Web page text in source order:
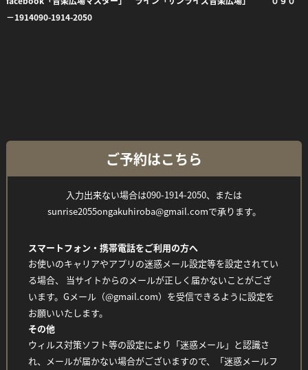
－1914090-1914-2050
ご予約はこちら
入力出来ない場合は090-1914-2050、または
sunrise2055ongakuhiroba@gmail.comで承ります。
スマートフォン・携帯電話をご利用の方へ
お使いのキャリアやアプリの迷惑メール設定等を設定されてい
る場合、 当サイトからのメールが正しく届かないことがござ
います。Gメール（@gmail.com）を受信できるように設定を
お願いいたします。
その他
ウィルス対策ソフト等の設定により「迷惑メール」と認識さ
れ、メールが届かない場合がございますので、「迷惑メールフ
Facebook
Twitter
Line